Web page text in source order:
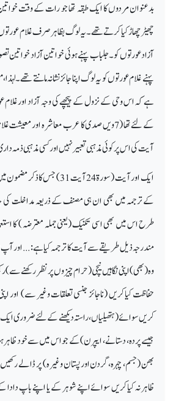
بدعنوان مردوں کا ایک طبقہ تھا جو رات کے وقت
چھیڑ چھاڑ کیا کرتے تھے۔ یہ لوگ بظاہر صرف غلام عورتوں کو
آزاد عورتوں کو۔ جلباب پہنے ہوئی خواتین آزاد خواتین
پہنے غلام عورتوں کو یہ لوگ اپنا جائز نشانہ مانتے تھے۔
ہے کہ اس وحی کے نزول کے پیچھے کی وجہ آزاد اور
کے لئے تھا (7ویں صدی کا عرب معاشرہ اور
آیت کی اس پر کوئی مذہبی تعبیر نہیں اور کسی مذہبی ذمہ
ایک اور آیت (سورۃ 24 آیت 31)
کے ترجمہ میں بھی ان ہی مصنف کے ذریعہ مداخلت
طرح اس میں بھی اسی تکنیک (یعنی جملہ معترضہ ) کا
مندرجہ ذیل طریقے سے آیت کا ترجمہ کیا ہے: ... اور
وہ (بھی) اپنی نگاہیں نیچی (حرام چیزوں پر نظر رکھنے سے)
حفاظت کیا کریں (ناجائز جنسی تعلقات وغیر سے) اور
کریں سوائے ( ہتھیلیاں ، راستہ دیکھنے کے لئے ضروری
جیسے پردہ، دستانے، ایپرن) کے جو اس میں سے خود ظاہر
بھن (جسم، چہرہ، گردن اور پستان وغیرہ) پر ڈالے رکھیں
ظاہر نہ کیا کریں سوائے اپنے شوہر کے یا اپنے باپ